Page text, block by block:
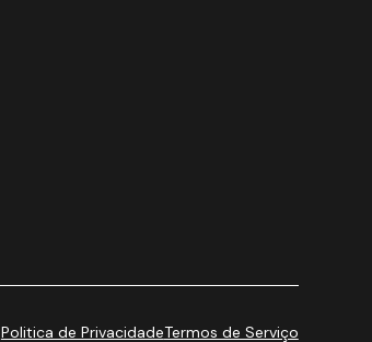
Politica de PrivacidadeTermos de Serviço